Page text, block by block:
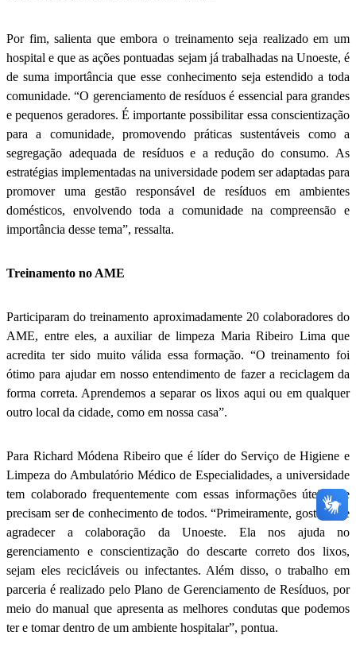
Por fim, salienta que embora o treinamento seja realizado em um
hospital e que as ações pontuadas sejam já trabalhadas na Unoeste, é
de suma importância que esse conhecimento seja estendido a toda
comunidade. “O gerenciamento de resíduos é essencial para grandes
e pequenos geradores. É importante possibilitar essa conscientização
para a comunidade, promovendo práticas sustentáveis como a
segregação adequada de resíduos e a redução do consumo. As
estratégias implementadas na universidade podem ser adaptadas para
promover uma gestão responsável de resíduos em ambientes
domésticos, envolvendo toda a comunidade na compreensão e
importância desse tema”, ressalta.
Treinamento no AME
Participaram do treinamento aproximadamente 20 colaboradores do
AME, entre eles, a auxiliar de limpeza Maria Ribeiro Lima que
acredita ter sido muito válida essa formação. “O treinamento foi
ótimo para ajudar em nosso entendimento de fazer a reciclagem da
forma correta. Aprendemos a separar os lixos aqui ou em qualquer
outro local da cidade, como em nossa casa”.
Para Richard Módena Ribeiro que é líder do Serviço de Higiene e
Limpeza do Ambulatório Médico de Especialidades, a universidade
tem colaborado frequentemente com essas informações úteis que
precisam ser de conhecimento de todos. “Primeiramente, gostaria de
agradecer a colaboração da Unoeste. Ela nos ajuda no
gerenciamento e conscientização do descarte correto dos lixos,
sejam eles recicláveis ou infectantes. Além disso, o trabalho em
parceria é realizado pelo Plano de Gerenciamento de Resíduos, por
meio do manual que apresenta as melhores condutas que podemos
ter e tomar dentro de um ambiente hospitalar”, pontua.